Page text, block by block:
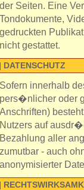
der Seiten. Eine
Tondokumente,
gedruckten
nicht gestattet.
DATENSCHUTZ
Sofern innerhalb
pers�nlicher oder
Anschriften)
Nutzers auf
Bezahlung aller
zumutbar - auch
anonymisierter